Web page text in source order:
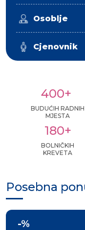
Osoblje
Cjenovnik
400+
BUDUĆIH RADNIH
MJESTA
180+
BOLNIČKIH
KREVETA
Posebna
-%